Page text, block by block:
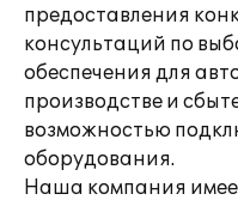
предоставления
консультаций по
обеспечения для
производстве и
возможностью
оборудования.
Наша компания